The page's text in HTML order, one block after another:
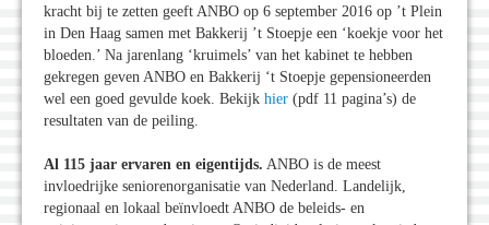
kracht bij te zetten geeft ANBO op 6 september 2016 op ’t Plein
in Den Haag samen met Bakkerij ’t Stoepje een ‘koekje voor het
bloeden.’ Na jarenlang ‘kruimels’ van het kabinet te hebben
gekregen geven ANBO en Bakkerij ‘t Stoepje gepensioneerden
wel een goed gevulde koek. Bekijk hier (pdf 11 pagina’s) de
resultaten van de peiling.
Al 115 jaar ervaren en eigentijds. ANBO is de meest
invloedrijke seniorenorganisatie van Nederland. Landelijk,
regionaal en lokaal beïnvloedt ANBO de beleids- en